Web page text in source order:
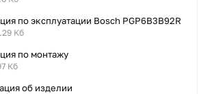
по эксплуатации Bosch PGP6B3B92R
Кб
по монтажу
Кб
об изделии